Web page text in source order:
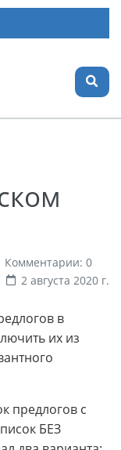
Комментарии: 0
2 августа 2020 г.
в
их из
предлогов с
БЕЗ